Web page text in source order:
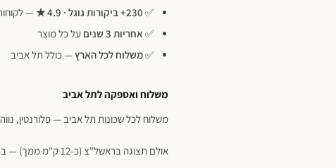
✅ 230+ ביקורות גוגל · 4.9 ★
—
✅ אחריות 3 שנים
על כל מוצר
✅משלוח לכל הארץ— כולל תל אביב
משלוח ואספקה לתל אביב
משלוח לכל שכונות תל אביב — פלורנטין,
אולם תצוגה בראשל"צ (כ-12 ק"מ ממך) — בתיאום מראש. משלוח עד הבית.